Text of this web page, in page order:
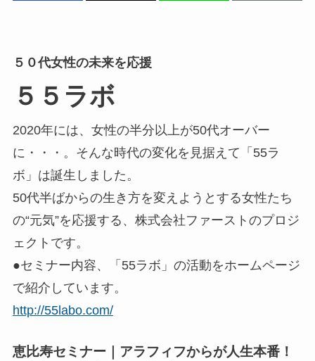
５０代女性の未来を応援
５５ラボ
2020年には、女性の半分以上が50代オーバー
に・・・。そんな時代の変化を見据えて「55ラ
ボ」は誕生しました。
50代半ばからの生き方を変えようとする女性たち
の“元気”を応援する、株式会社ファーストのプロジ
ェクトです。
●セミナー内容、「55ラボ」の活動をホームページ
で紹介しています。
http://55labo.com/
恵比寿セミナー｜アラフィフからが人生本番！